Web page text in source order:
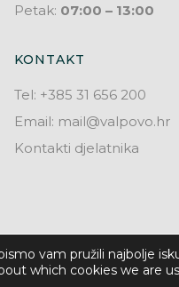
Petak: 07:00 – 13:00
KONTAKT
Tel: +385 31 656 200
Email: mail@valpovo.hr
Kontakti djelatnika
vam pružili najbolje
which cookies we are